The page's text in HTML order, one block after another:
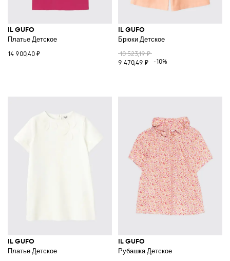
IL GUFO
Платье Детское
14 900,40 ₽
IL GUFO
Брюки Детское
10 523,19 ₽
9 470,49 ₽
-10%
IL GUFO
Платье Детское
IL GUFO
Рубашка Детское